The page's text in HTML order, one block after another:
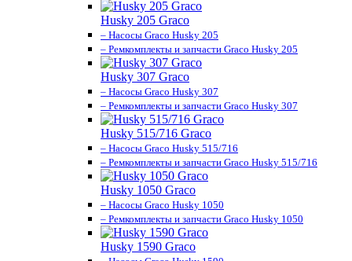
Husky 205 Graco
– Насосы Graco Husky 205
– Ремкомплекты и запчасти Graco Husky 205
Husky 307 Graco
– Насосы Graco Husky 307
– Ремкомплекты и запчасти Graco Husky 307
Husky 515/716 Graco
– Насосы Graco Husky 515/716
– Ремкомплекты и запчасти Graco Husky 515/716
Husky 1050 Graco
– Насосы Graco Husky 1050
– Ремкомплекты и запчасти Graco Husky 1050
Husky 1590 Graco